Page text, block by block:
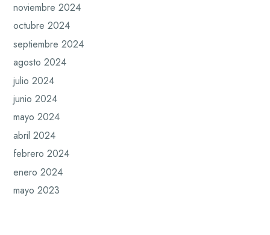
noviembre 2024
octubre 2024
septiembre 2024
agosto 2024
julio 2024
junio 2024
mayo 2024
abril 2024
febrero 2024
enero 2024
mayo 2023